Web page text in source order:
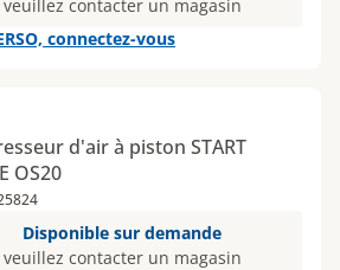
veuillez contacter un magasin
connectez-vous
d'air à piston START
OS20
Disponible sur demande
veuillez contacter un magasin